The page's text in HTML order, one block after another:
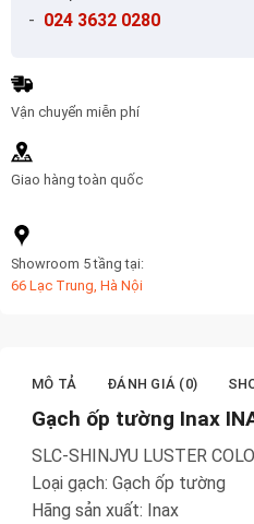
lượng
- 024 3632 0280
Vận chuyển miễn phí
Giao hàng toàn quốc
Showroom 5 tầng tại:
66 Lạc Trung, Hà Nội
MÔ TẢ ĐÁNH GIÁ (0)
Gạch ốp tường Inax
SLC-SHINJYU LUSTER
Loại gạch: Gạch ốp tường
Hãng sản xuất: Inax